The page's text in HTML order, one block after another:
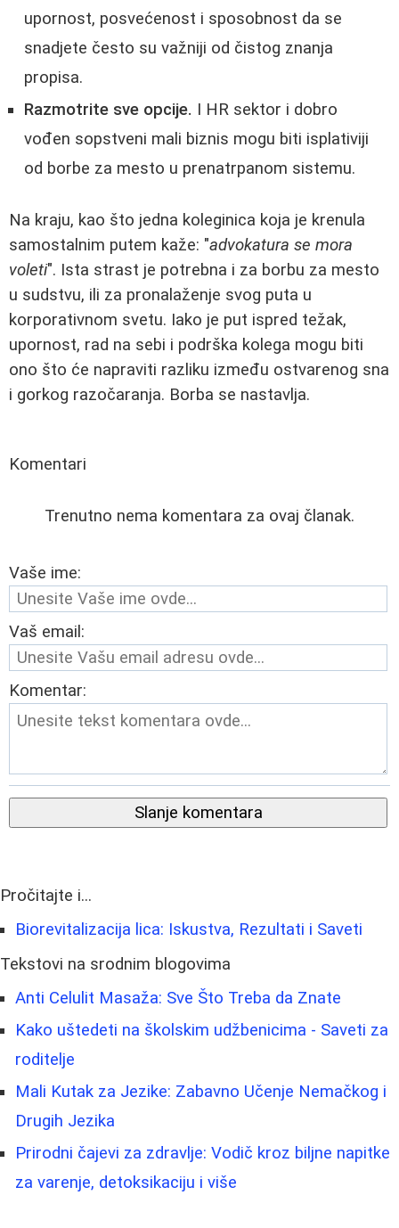
upornost, posvećenost i sposobnost da se
snadjete često su važniji od čistog znanja
propisa.
Razmotrite sve opcije. I HR sektor i dobro
vođen sopstveni mali biznis mogu biti isplativiji
od borbe za mesto u prenatrpanom sistemu.
Na kraju, kao što jedna koleginica koja je krenula
samostalnim putem kaže: "advokatura se mora
voleti". Ista strast je potrebna i za borbu za mesto
u sudstvu, ili za pronalaženje svog puta u
korporativnom svetu. Iako je put ispred težak,
upornost, rad na sebi i podrška kolega mogu biti
ono što će napraviti razliku između ostvarenog sna
i gorkog razočaranja. Borba se nastavlja.
Komentari
Trenutno nema komentara za ovaj članak.
Vaše ime:
Vaš email:
Komentar:
Slanje komentara
Pročitajte i...
Biorevitalizacija lica: Iskustva, Rezultati i Saveti
Tekstovi na srodnim blogovima
Anti Celulit Masaža: Sve Što Treba da Znate
Kako uštedeti na školskim udžbenicima - Saveti za
roditelje
Mali Kutak za Jezike: Zabavno Učenje Nemačkog i
Drugih Jezika
Prirodni čajevi za zdravlje: Vodič kroz biljne napitke
za varenje, detoksikaciju i više